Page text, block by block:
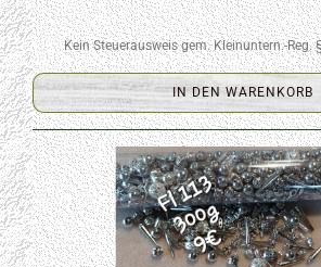
Kein Steuerausweis gem. Kleinuntern.-Reg.
IN DEN WARENKORB